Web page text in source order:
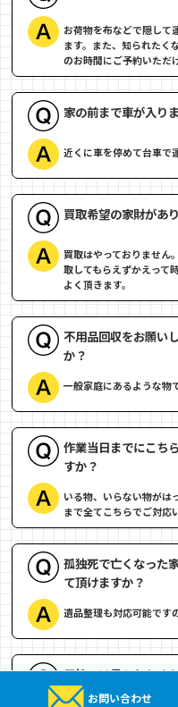
お荷物を布などで隠して
ます。また、知られたく
のお時間にご予約いただ
家の前まで車が入り
近くに車を停めて台車で
買取希望の家財があ
買取はやっておりません
取してもらえずかえって
よく頂きます。
不用品回収をお願い
か？
一般家庭にあるような物
作業当日までにこち
すか？
いる物、いらない物がは
まで全てこちらでご対応
孤独死で亡くなった
て頂けますか？
遺品整理も対応可能です
男性には見られたく
の対応は大丈夫ですか
お問い合わせ